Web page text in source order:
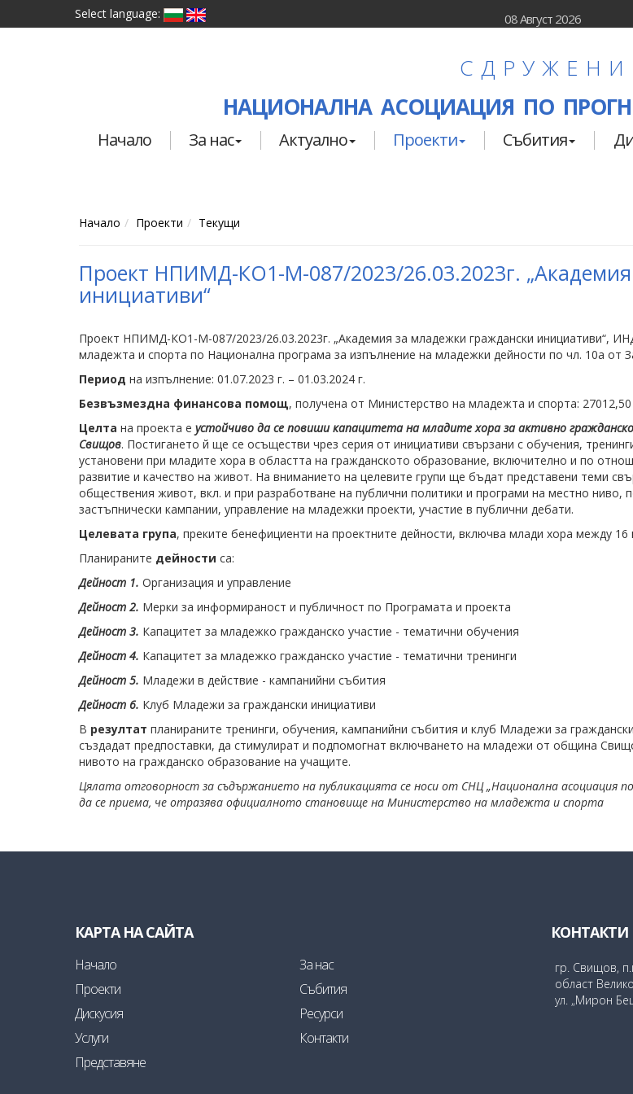
Select language: 08 Август 2026
НАЦИОНАЛНА АСОЦИАЦИЯ ПО
Начало За нас Актуално Проекти Събития
Начало Проекти Текущи
Проект НПИМД-КО1-М-087/2023/26.03.2023г.
инициативи“
Проект НПИМД-КО1-М-087/2023/26.03.2023г. „Академия за младежки граждански инициативи“,
младежта и спорта по Национална програма за изпълнение на младежки дейности по чл. 10а от
Период на изпълнение: 01.07.2023 г. – 01.03.2024 г.
Безвъзмездна финансова помощ, получена от Министерство на младежта и спорта: 27012,50
Целта на проекта е устойчиво да се повиши капацитета на младите хора за активно
Свищов. Постигането й ще се осъществи чрез серия от инициативи свързани с обучения,
установени при младите хора в областта на гражданското образование, включително и по
развитие и качество на живот. На вниманието на целевите групи ще бъдат представени теми
обществения живот, вкл. и при разработване на публични политики и програми на местно
застъпнически кампании, управление на младежки проекти, участие в публични дебати.
Целевата група, преките бенефициенти на проектните дейности, включва млади хора между
Планираните дейности са:
Дейност 1. Организация и управление
Дейност 2. Мерки за информираност и публичност по Програмата и проекта
Дейност 3. Капацитет за младежко гражданско участие - тематични обучения
Дейност 4. Капацитет за младежко гражданско участие - тематични тренинги
Дейност 5. Младежи в действие - кампанийни събития
Дейност 6. Клуб Младежи за граждански инициативи
В резултат планираните тренинги, обучения, кампанийни събития и клуб Младежи за
създадат предпоставки, да стимулират и подпомогнат включването на младежи от община
нивото на гражданско образование на учащите.
Цялата отговорност за съдържанието на публикацията се носи от СНЦ „Национална асоциация
да се приема, че отразява официалното становище на Министерство на младежта и спорта
КАРТА НА САЙТА
Начало
За нас
Проекти
Събития
Дискусия
Ресурси
Услуги
Контакти
Представяне
КОНТАКТИ
гр. Свищов,
област
ул. „Мирон